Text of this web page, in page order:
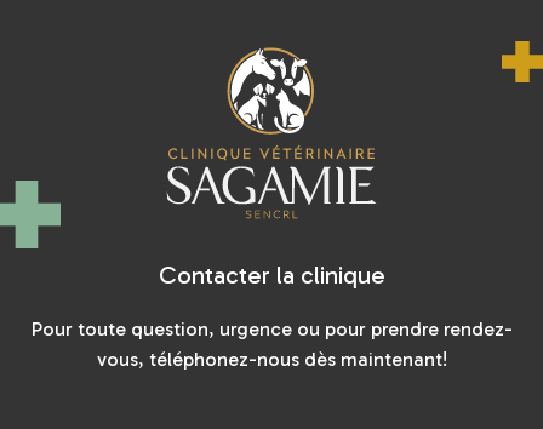
Contacter la clinique
Pour toute question, urgence ou pour prendre rendez-
vous, téléphonez-nous dès maintenant!